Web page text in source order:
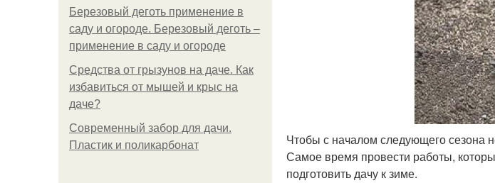
Березовый деготь применение в
саду и огороде. Березовый деготь –
применение в саду и огороде
Средства от грызунов на даче. Как
избавиться от мышей и крыс на
даче?
Современный забор для дачи.
Пластик и поликарбонат
Чтобы с началом следующего сезона
Самое время провести работы,
подготовить дачу к зиме.